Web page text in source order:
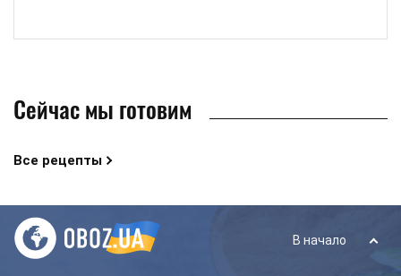
Сейчас мы готовим
Все рецепты
В начало